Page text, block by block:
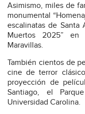
Asimismo, miles de
monumental
escalinatas de Santa
Muertos 2025” en
Maravillas.
También cientos de
cine de terror
proyección de
Santiago, el
Universidad Carolina.